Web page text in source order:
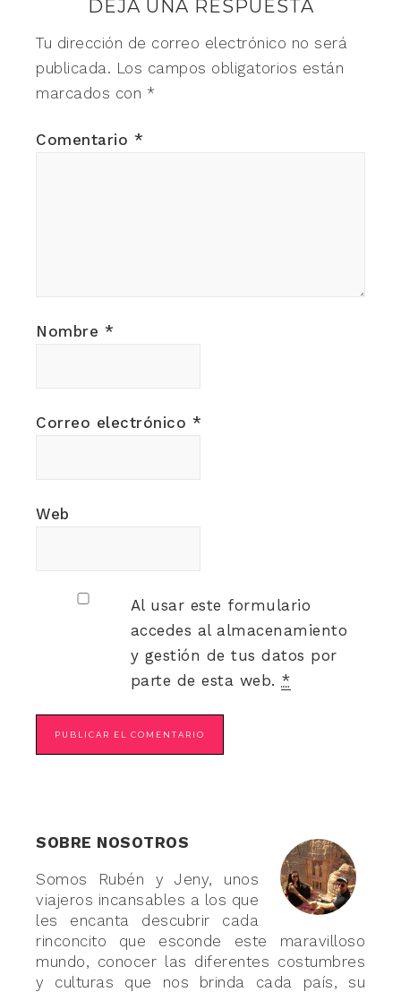
DEJA UNA RESPUESTA
Tu dirección de correo electrónico no será
publicada. Los campos obligatorios están
marcados con *
Comentario *
Nombre *
Correo electrónico *
Web
Al usar este formulario
accedes al almacenamiento
y gestión de tus datos por
parte de esta web. *
SOBRE NOSOTROS
Somos Rubén y Jeny, unos
viajeros incansables a los que
les encanta descubrir cada
rinconcito que esconde este maravilloso
mundo, conocer las diferentes costumbres
y culturas que nos brinda cada país, su